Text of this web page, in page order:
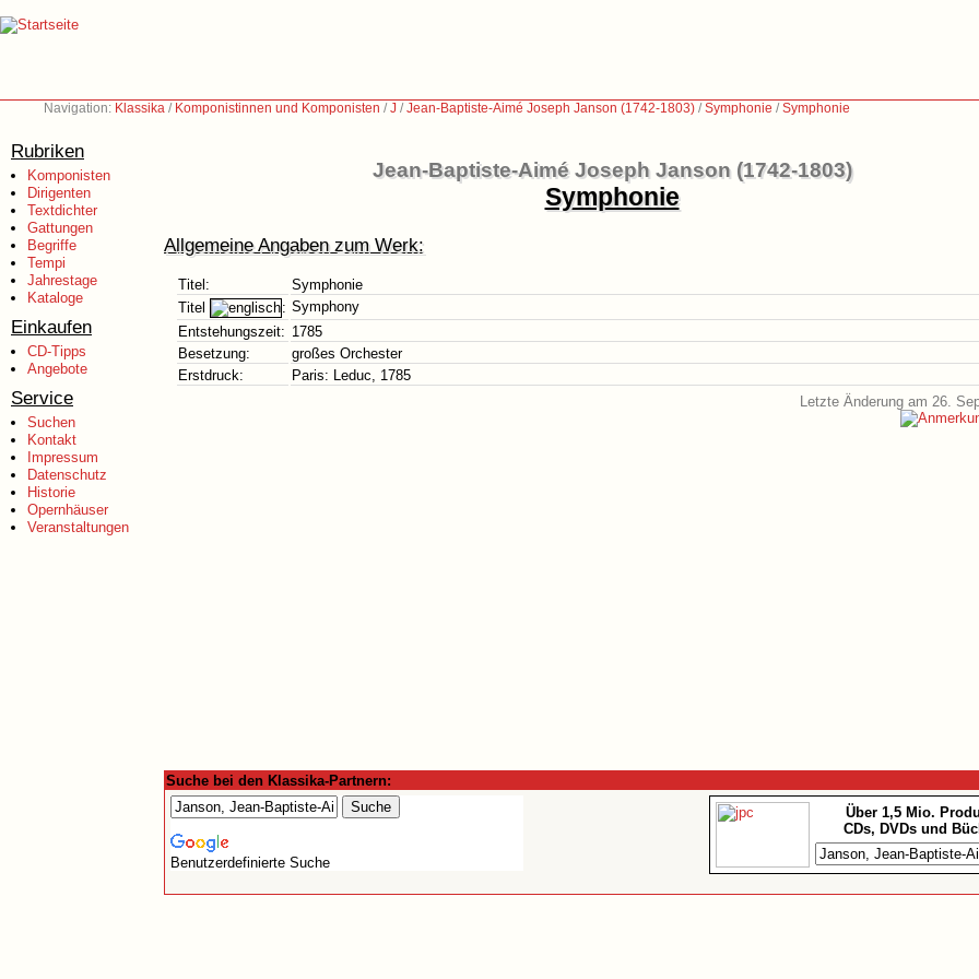
Navigation: Klassika / Komponistinnen und Komponisten /J /Jean-Baptiste-Aimé Joseph Janson (1742-1803) /Symphonie /Symphonie
Rubriken
Komponisten
Dirigenten
Textdichter
Gattungen
Begriffe
Tempi
Jahrestage
Kataloge
Einkaufen
CD-Tipps
Angebote
Service
Suchen
Kontakt
Impressum
Datenschutz
Historie
Opernhäuser
Veranstaltungen
Jean-Baptiste-Aimé Joseph Janson (1742-1803)
Symphonie
Allgemeine Angaben zum Werk:
Titel:
Symphonie
Titel
: Symphony
Entstehungszeit: 1785
Besetzung:
großes Orchester
Erstdruck:
Paris: Leduc, 1785
Letzte Änderung am 26.
Suche bei den Klassika-Partnern:
Benutzerdefinierte Suche
Über 1,5 Mio.
CDs, DVDs und